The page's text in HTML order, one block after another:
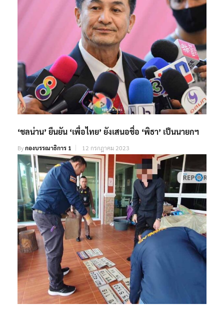
‘ชลน่าน’ ยืนยัน ‘เพื่อไทย’ ยังเสนอชื่อ ‘พิธา’ เป็นนายกฯ
Byกองบรรณาธิการ 1 12 กรกฎาคม 2023